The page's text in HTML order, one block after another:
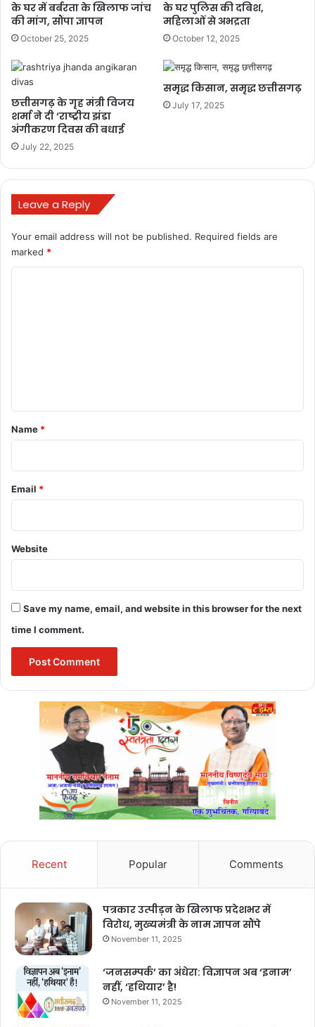
के घर में बर्बरता के खिलाफ जांच
की मांग, सौंपा ज्ञापन
October 25, 2025
के घर पुलिस की दबिश,
महिलाओं से अभद्रता
October 12, 2025
छत्तीसगढ़ के गृह मंत्री विजय
शर्मा ने दी ‘राष्ट्रीय झंडा
अंगीकरण दिवस की बधाई
July 22, 2025
समृद्ध किसान, समृद्ध छत्तीसगढ़
July 17, 2025
Leave a Reply
Your email address will not be published. Required fields are
marked *
*
Name *
Email *
Website
Save my name, email, and website in this browser for the next
time I comment.
Recent Popular Comments
पत्रकार उत्पीड़न के खिलाफ प्रदेशभर में
विरोध, मुख्यमंत्री के नाम ज्ञापन सौंपे
November 11, 2025
‘जनसम्पर्क’ का अंधेरा: विज्ञापन अब ‘इनाम’
नहीं, ‘हथियार’ है!
November 11, 2025